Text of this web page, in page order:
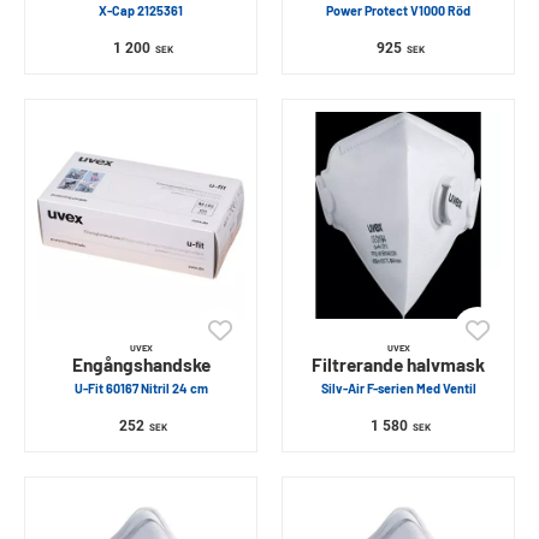
X-Cap 2125361
1 200 SEK
Power Protect V1000 Röd
925 SEK
UVEX
Engångshandske
U-Fit 60167 Nitril 24 cm
252 SEK
UVEX
Filtrerande halvmask
Silv-Air F-serien Med Ventil
1 580 SEK